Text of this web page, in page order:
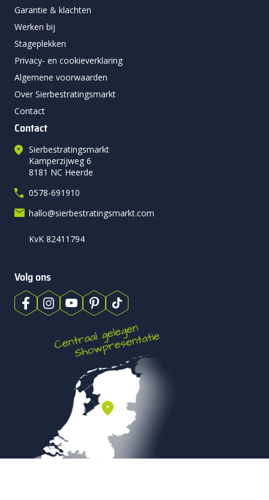
Garantie & klachten
Werken bij
Stageplekken
Privacy- en cookieverklaring
Algemene voorwaarden
Over Sierbestratingsmarkt
Contact
Contact
Sierbestratingsmarkt
Kamperzijweg 6
8181 NC Heerde
0578-691910
hallo@sierbestratingsmarkt.com
KvK 82411794
Volg ons